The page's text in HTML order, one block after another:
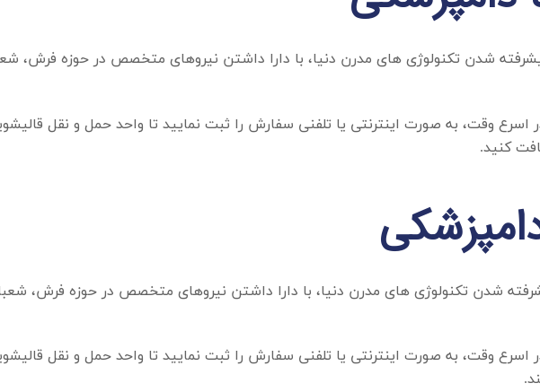
پیشرفته شدن تکنولوژی های مدرن دنیا، با دارا داشتن نیروهای متخصص در حوزه فرش،
اسرع وقت، به صورت اینترنتی یا تلفنی سفارش را ثبت نمایید تا واحد حمل و نقل
کنید.
شدن تکنولوژی های مدرن دنیا، با دارا داشتن نیروهای متخصص در حوزه فرش،
اسرع وقت، به صورت اینترنتی یا تلفنی سفارش را ثبت نمایید تا واحد حمل و نقل